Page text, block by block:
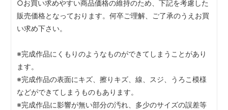
○お買い求めやすい商品価格の維持のため、下記を考慮した
販売価格となっております。何卒ご理解、ご了承のうえお買
い求め下さい。
※完成作品にくもりのようなものができてしまうことがあり
ます。
※完成作品の表面にキズ、擦りキズ、線、スジ、うろこ模様
などができてしまうものもあります。
※完成作品に影響が無い部分の汚れ、多少のサイズの誤差等